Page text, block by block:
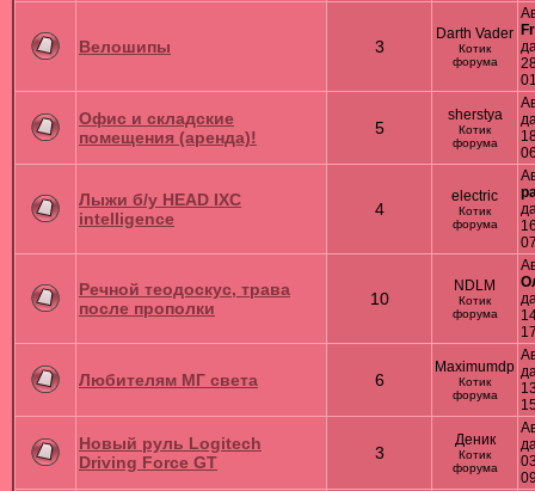
Велошипы 3
Darth Vader
Котик
форума
Офис и складские
помещения (аренда)!
5
sherstya
Котик
форума
Лыжи б/у HEAD IXC
intelligence
4
electric
Котик
форума
Речной теодоскус, трава
после прополки
10
NDLM
Котик
форума
Любителям МГ света 6
Maximumdp
Котик
форума
Новый руль Logitech
Driving Force GT
3
Деник
Котик
форума